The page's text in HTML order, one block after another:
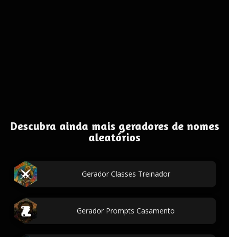
Descubra ainda mais geradores de nomes
aleatórios
Gerador Classes Treinador
Gerador Prompts Casamento